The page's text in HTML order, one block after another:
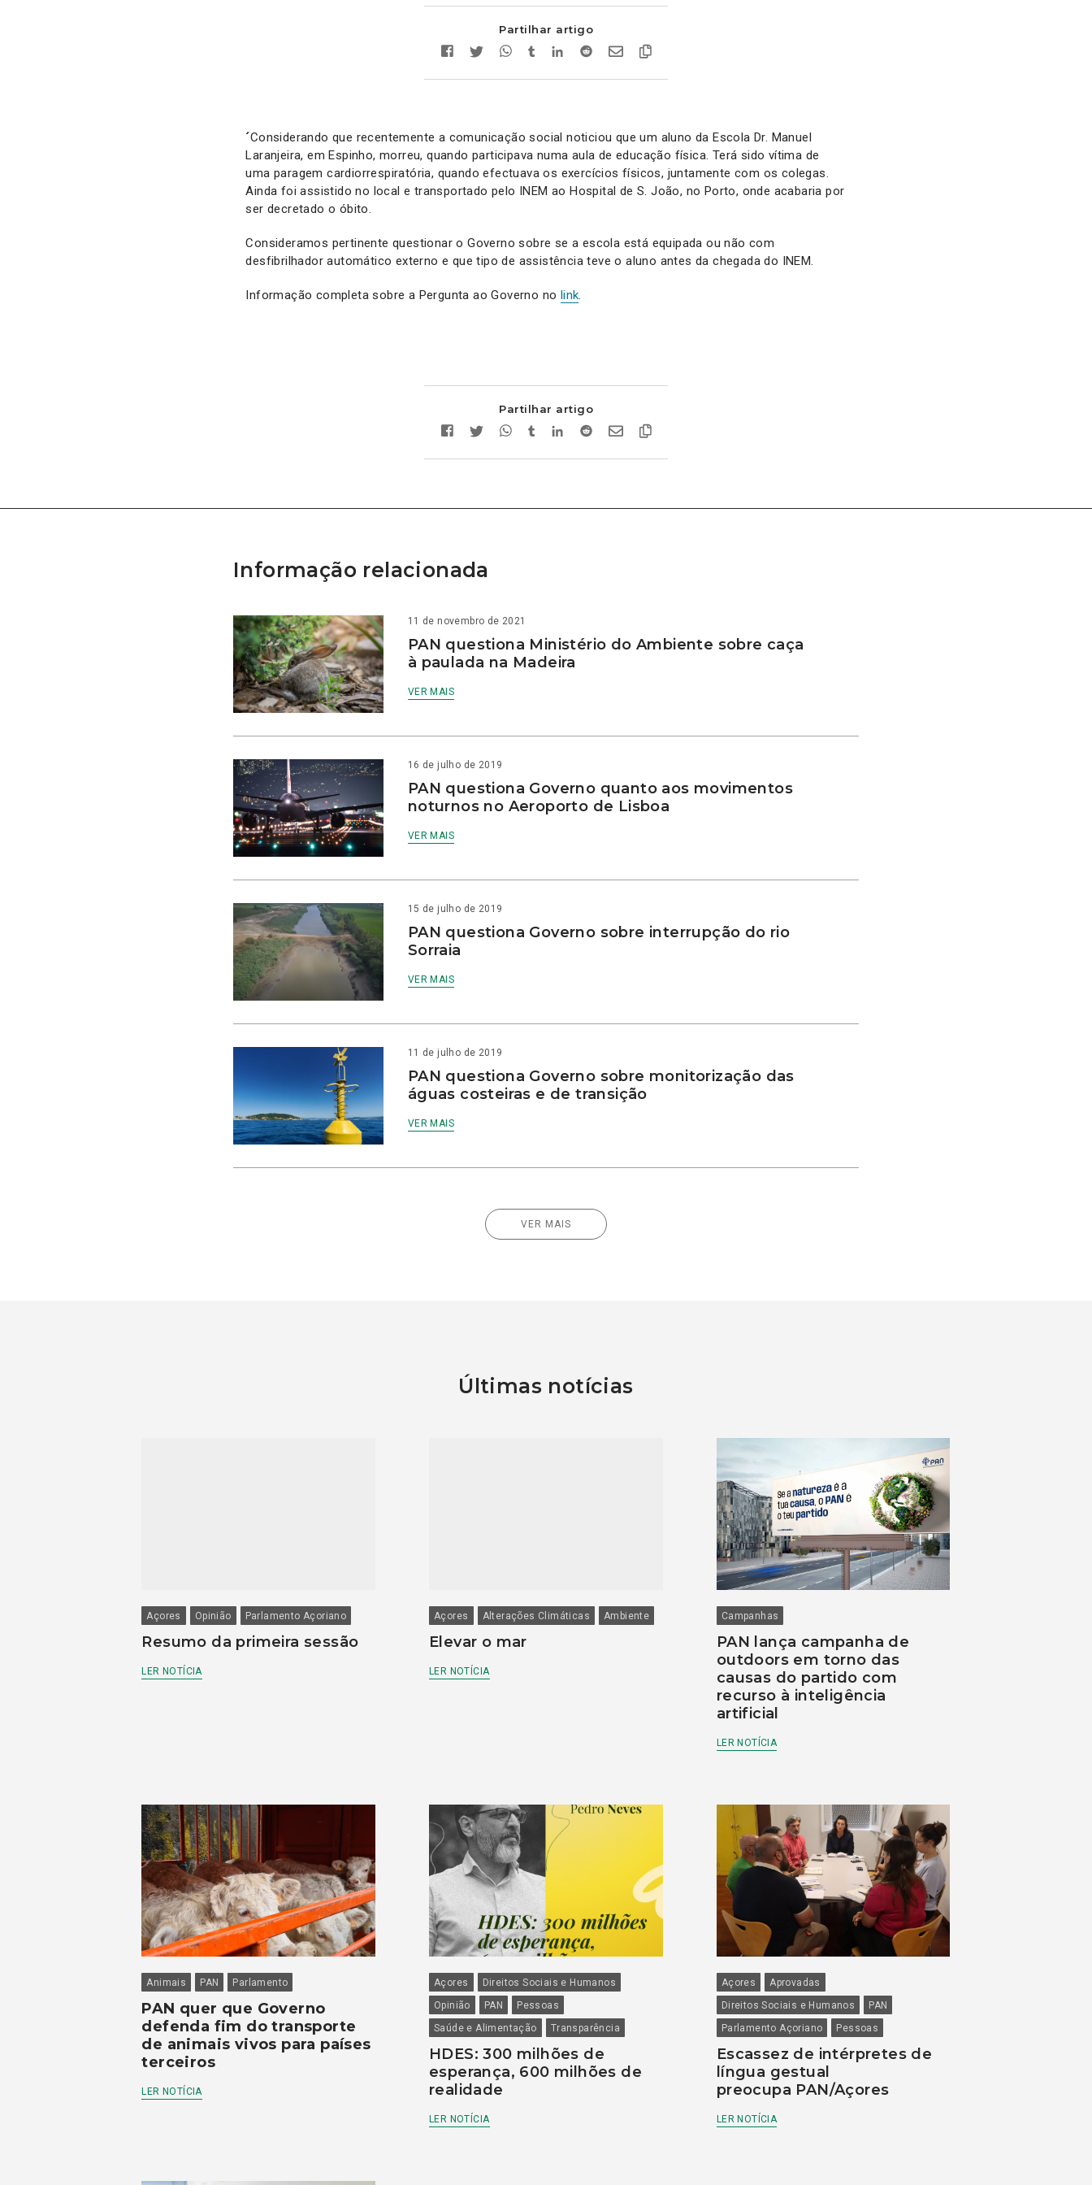
Partilhar artigo
´Considerando que recentemente a comunicação social noticiou que um aluno da Escola Dr. Manuel
Laranjeira, em Espinho, morreu, quando participava numa aula de educação física. Terá sido vítima de
uma paragem cardiorrespiratória, quando efectuava os exercícios físicos, juntamente com os colegas.
Ainda foi assistido no local e transportado pelo INEM ao Hospital de S. João, no Porto, onde acabaria por
ser decretado o óbito.
Consideramos pertinente questionar o Governo sobre se a escola está equipada ou não com
desfibrilhador automático externo e que tipo de assistência teve o aluno antes da chegada do INEM.
Informação completa sobre a Pergunta ao Governo no link
Partilhar artigo
Informação relacionada
11 de novembro de 2021
PAN questiona Ministério do Ambiente sobre caça
à paulada na Madeira
VER MAIS
16 de julho de 2019
PAN questiona Governo quanto aos movimentos
noturnos no Aeroporto de Lisboa
VER MAIS
15 de julho de 2019
PAN questiona Governo sobre interrupção do rio
Sorraia
VER MAIS
11 de julho de 2019
PAN questiona Governo sobre monitorização das
águas costeiras e de transição
VER MAIS
VER MAIS
Últimas notícias
Açores Opinião Parlamento Açoriano
Resumo da primeira sessão
LER NOTÍCIA
Açores Alterações Climáticas Ambiente
Elevar o mar
LER NOTÍCIA
Campanhas
PAN lança campanha de
outdoors em torno das
causas do partido com
recurso à inteligência
artificial
LER NOTÍCIA
Animais PAN Parlamento
PAN quer que Governo
defenda fim do transporte
de animais vivos para países
terceiros
LER NOTÍCIA
Açores
Direitos Sociais e Humanos
Opinião
PAN
Pessoas
Saúde e Alimentação
Transparência
HDES: 300 milhões de
esperança, 600 milhões de
realidade
LER NOTÍCIA
Açores
Aprovadas
Direitos Sociais e Humanos
PAN
Parlamento Açoriano
Pessoas
Escassez de intérpretes de
língua gestual
preocupa PAN/Açores
LER NOTÍCIA